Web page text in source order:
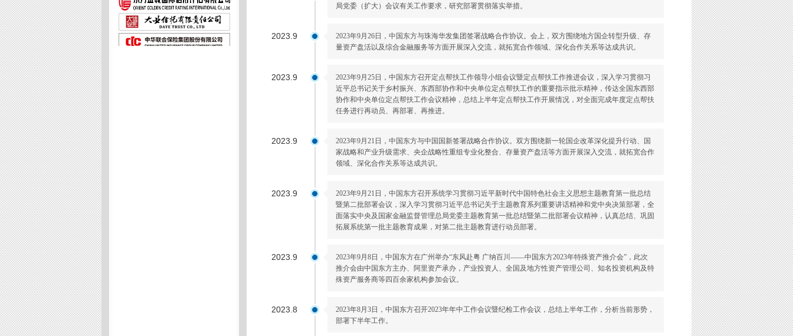
局党委（扩大）会议有关工作要求，研究部署贯彻落实举措。
2023.9
2023年9月26日，中国东方与珠海华发集团签署战略合作协议。会上，双方围绕地方国企转型升级、存
量资产盘活以及综合金融服务等方面开展深入交流，就拓宽合作领域、深化合作关系等达成共识。
2023.9
2023年9月25日，中国东方召开定点帮扶工作领导小组会议暨定点帮扶工作推进会议，深入学习贯彻习
近平总书记关于乡村振兴、东西部协作和中央单位定点帮扶工作的重要指示批示精神，传达全国东西部
协作和中央单位定点帮扶工作会议精神，总结上半年定点帮扶工作开展情况，对全面完成年度定点帮扶
任务进行再动员、再部署、再推进。
2023.9
2023年9月21日，中国东方与中国国新签署战略合作协议。双方围绕新一轮国企改革深化提升行动、国
家战略和产业升级需求、央企战略性重组专业化整合、存量资产盘活等方面开展深入交流，就拓宽合作
领域、深化合作关系等达成共识。
2023.9
2023年9月21日，中国东方召开系统学习贯彻习近平新时代中国特色社会主义思想主题教育第一批总结
暨第二批部署会议，深入学习贯彻习近平总书记关于主题教育系列重要讲话精神和党中央决策部署，全
面落实中央及国家金融监督管理总局党委主题教育第一批总结暨第二批部署会议精神，认真总结、巩固
拓展系统第一批主题教育成果，对第二批主题教育进行动员部署。
2023.9
2023年9月8日，中国东方在广州举办“东风赴粤 广纳百川——中国东方2023年特殊资产推介会”，此次
推介会由中国东方主办、阿里资产承办，产业投资人、全国及地方性资产管理公司、知名投资机构及特
殊资产服务商等四百余家机构参加会议。
2023.8
2023年8月3日，中国东方召开2023年年中工作会议暨纪检工作会议，总结上半年工作，分析当前形势，
部署下半年工作。